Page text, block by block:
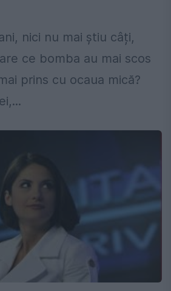
nici nu mai știu câți,
ce bomba au mai scos
prins cu ocaua mică?